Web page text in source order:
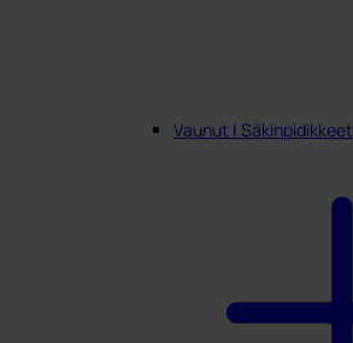
Vaunut | Säkinpidikkeet